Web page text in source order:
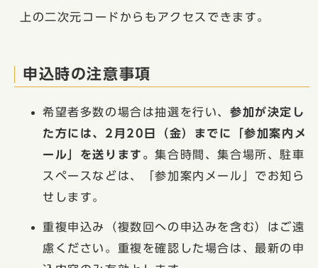
上の二次元コードからもアクセスできます。
申込時の注意事項
希望者多数の場合は抽選を行い、参加が決定し
た方には、2月20日（金）までに「参加案内メ
ール」を送ります。集合時間、集合場所、駐車
スペースなどは、「参加案内メール」でお知ら
せします。
重複申込み（複数回への申込みを含む）はご遠
慮ください。重複を確認した場合は、最新の申